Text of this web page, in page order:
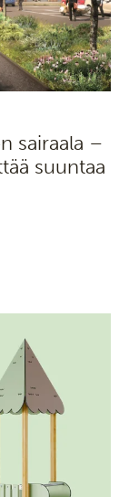
sairaala –
suuntaa